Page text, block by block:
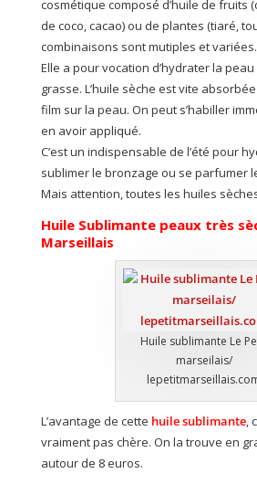
cosmétique composé d’huile de fruits
de coco, cacao) ou de plantes (tiaré,
combinaisons sont mutiples et variées.
Elle a pour vocation d’hydrater la
grasse. L’huile sèche est vite
film sur la peau. On peut s’habiller
en avoir appliqué.
C’est un indispensable de l’été pour
sublimer le bronzage ou se parfumer
Mais attention, toutes les huiles
Huile Sublimante peaux très
Marseillais
Huile sublimante Le
marseilais/
L’avantage de cette huile sublimante,
vraiment pas chère. On la trouve en
autour de 8 euros.